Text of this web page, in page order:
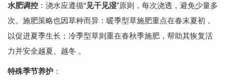
水肥调控 ：浇水应遵循“见干见湿”原则，每次浇透，避免少量多
次。施肥策略也因草种而异：暖季型草施肥重点在春末夏初，
以促进夏季生长；冷季型草则重在春秋季施肥，帮助其恢复活
力并安全越夏、越冬 。
特殊季节养护 ：